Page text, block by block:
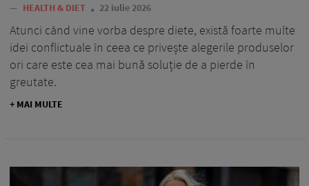
— HEALTH & DIET 22 iulie 2026
Atunci când vine vorba despre diete, există foarte multe
idei conflictuale în ceea ce privește alegerile produselor
ori care este cea mai bună soluție de a pierde în
greutate.
+ MAI MULTE